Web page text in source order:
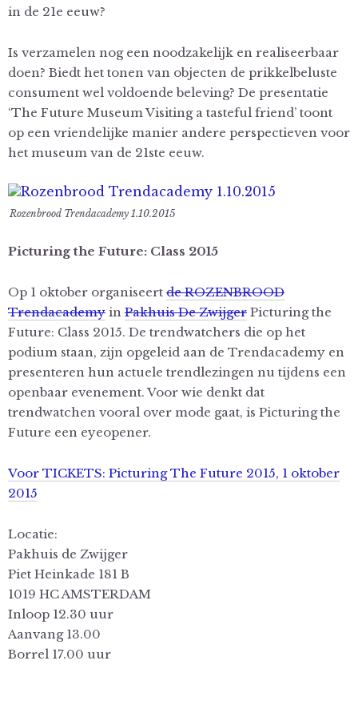
in de 21e eeuw?
Is verzamelen nog een noodzakelijk en realiseerbaar
doen? Biedt het tonen van objecten de prikkelbeluste
consument wel voldoende beleving? De presentatie
‘The Future Museum Visiting a tasteful friend’ toont
op een vriendelijke manier andere perspectieven voor
het museum van de 21ste eeuw.
Rozenbrood Trendacademy 1.10.2015
Picturing the Future: Class 2015
Op 1 oktober organiseert de ROZENBROOD
Trendacademy in Pakhuis De Zwijger Picturing the
Future: Class 2015. De trendwatchers die op het
podium staan, zijn opgeleid aan de Trendacademy en
presenteren hun actuele trendlezingen nu tijdens een
openbaar evenement. Voor wie denkt dat
trendwatchen vooral over mode gaat, is Picturing the
Future een eyeopener.
Voor TICKETS: Picturing The Future 2015, 1 oktober
2015
Locatie:
Pakhuis de Zwijger
Piet Heinkade 181 B
1019 HC AMSTERDAM
Inloop 12.30 uur
Aanvang 13.00
Borrel 17.00 uur